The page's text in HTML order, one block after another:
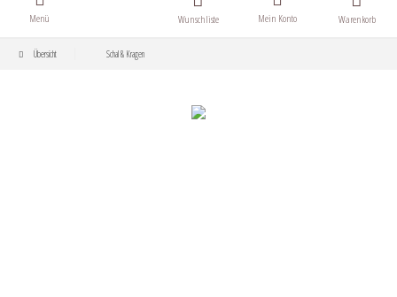
Warenkorb
Wunschliste Mein Konto
Menü
Übersicht Schal & Kragen